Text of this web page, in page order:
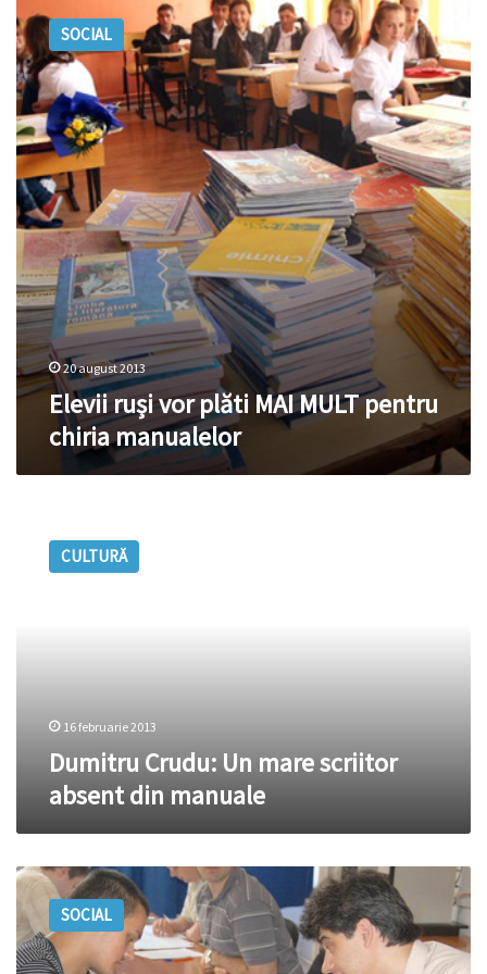
ruși
vor
plăti
MAI
MULT
pentru
chiria
manualelor
SOCIAL
20 august 2013
Elevii ruși vor plăti MAI MULT pentru
chiria manualelor
Crudu:
CULTURĂ
16 februarie 2013
Dumitru Crudu: Un mare scriitor
absent din manuale
Elevii
mai
vor
să
SOCIAL